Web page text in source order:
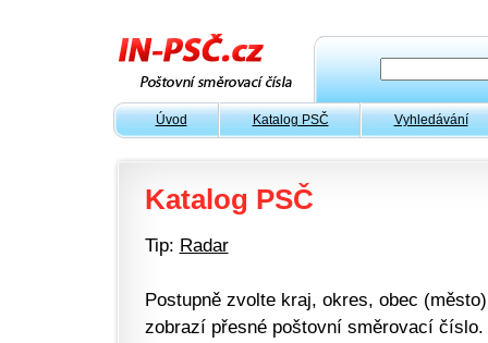
Úvod Katalog PSČ Vyhledávání
Katalog PSČ
Tip: Radar
Postupně zvolte kraj, okres, obec
zobrazí přesné poštovní směrovací